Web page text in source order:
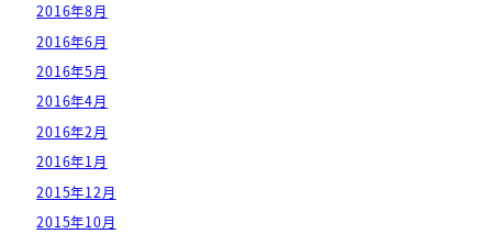
2016年8月
2016年6月
2016年5月
2016年4月
2016年2月
2016年1月
2015年12月
2015年10月